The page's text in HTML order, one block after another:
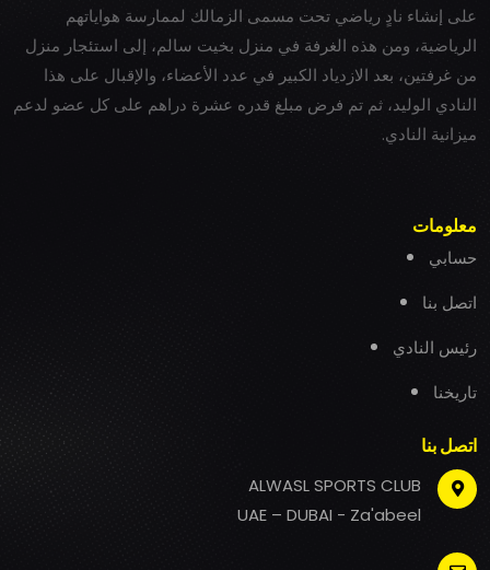
على إنشاء نادٍ رياضي تحت مسمى الزمالك لممارسة هواياتهم
الرياضية، ومن هذه الغرفة في منزل بخيت سالم، إلى استئجار منزل
من غرفتين، بعد الازدياد الكبير في عدد الأعضاء، والإقبال على هذا
النادي الوليد، ثم تم فرض مبلغ قدره عشرة دراهم على كل عضو لدعم
ميزانية النادي.
معلومات
حسابي
اتصل بنا
رئيس النادي
تاريخنا
اتصل بنا
ALWASL SPORTS CLUB
UAE – DUBAI - Za'abeel